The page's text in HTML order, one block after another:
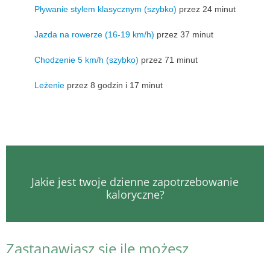
Pływanie stylem klasycznym (szybko) przez 24 minut
Jazda na rowerze (16-19 km/h) przez 37 minut
Chodzenie 5 km/h (szybko) przez 71 minut
Leżenie przez 8 godzin i 17 minut
Jakie jest twoje dzienne zapotrzebowanie
kaloryczne?
Zastanawiasz się ile możesz